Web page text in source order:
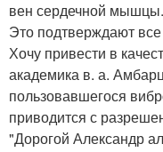
вен сердечной мышцы.
Это подтверждают
Хочу привести в
академика в. а.
пользовавшегося
приводится с
"Дорогой Александр